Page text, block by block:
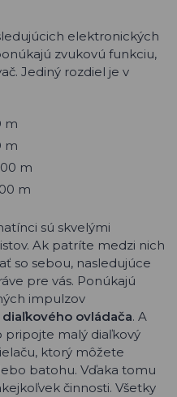
elektronických
zvukovú funkciu,
Jediný rozdiel je v
m
m
m
m
sú skvelými
Ak patríte medzi nich
so sebou, nasledujúce
pre vás. Ponúkajú
impulzov
ovládača. A
pripojte malý diaľkový
ktorý môžete
batohu. Vďaka tomu
činnosti. Všetky